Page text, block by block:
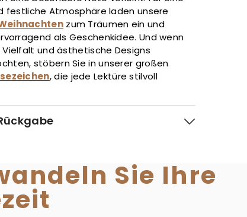
festliche Atmosphäre laden unsere
zum Träumen ein und
als Geschenkidee. Und wenn
Vielfalt und ästhetische Designs
stöbern Sie in unserer großen
, die jede Lektüre stilvoll
Sie Ihre